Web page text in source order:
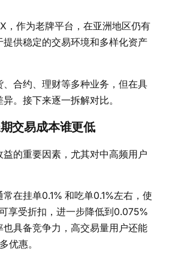
，作为老牌平台，在亚洲地区仍有
供稳定的交易环境和多样化资产
合约、理财等多种业务，但在具
。接下来逐一拆解对比。
交易成本谁更低
的重要因素，尤其对中高频用户
在挂单0.1% 和吃单0.1%左右，使
享受折扣，进一步降低到0.075%
具备竞争力，高交易量用户还能
优惠。